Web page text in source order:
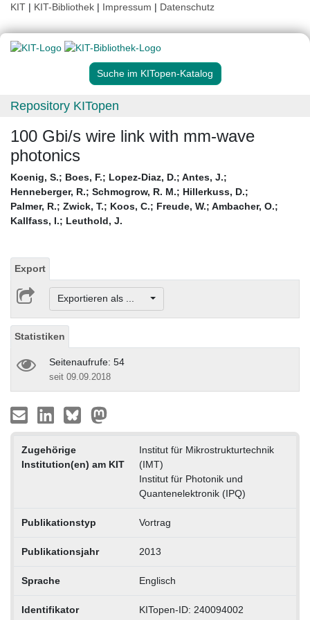
KIT | KIT-Bibliothek | Impressum | Datenschutz
Suche im KITopen-Katalog
Repository KITopen
100 Gbi/s wire link with mm-wave
photonics
Koenig, S.; Boes, F.; Lopez-Diaz, D.; Antes, J.;
Henneberger, R.; Schmogrow, R. M.; Hillerkuss, D.;
Palmer, R.; Zwick, T.; Koos, C.; Freude, W.; Ambacher, O.;
Kallfass, I.; Leuthold, J.
Export
Exportieren als ...
Statistiken
Seitenaufrufe: 54
seit 09.09.2018
Zugehörige
Institution(en) am KIT
Institut für Mikrostrukturtechnik
(IMT)
Institut für Photonik und
Quantenelektronik (IPQ)
Publikationstyp Vortrag
Publikationsjahr 2013
Sprache Englisch
Identifikator KITopen-ID: 240094002